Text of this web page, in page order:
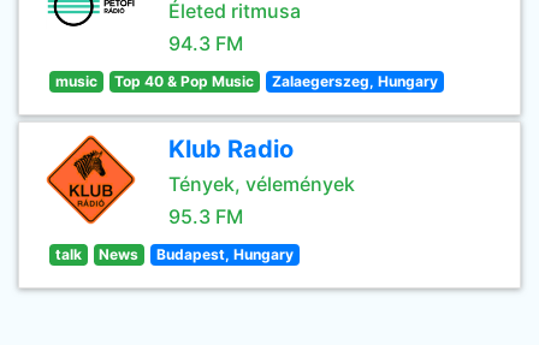
Életed ritmusa
94.3 FM
music Top 40 & Pop Music Zalaegerszeg, Hungary
Klub Radio
Tények, vélemények
95.3 FM
talk News Budapest, Hungary